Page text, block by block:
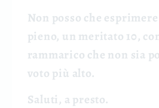
Non posso che
pieno, un meritato 10,
rammarico che non sia
voto più alto.
Saluti, a presto.